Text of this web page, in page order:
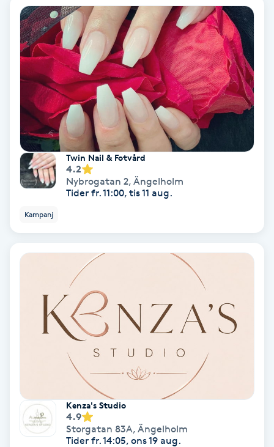
PRP (Platelet Rich Plasma)
PRX-T33
Psoriasis
Radiofrekvens
Rakning
Regndroppsmassage
Restorative Yoga
Twin Nail & Fotvård
4.2
Nybrogatan 2, Ängelholm
Tider fr. 11:00, tis 11 aug.
Kampanj
Kenza's Studio
4.9
Storgatan 83A, Ängelholm
Tider fr. 14:05, ons 19 aug.